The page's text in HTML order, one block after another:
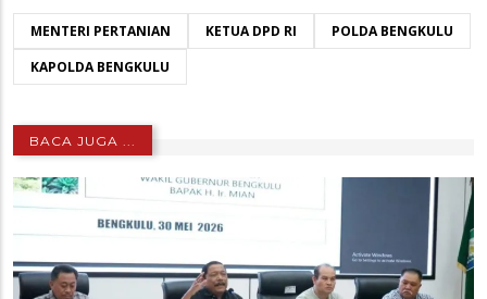
MENTERI PERTANIAN KETUA DPD RI
POLDA BENGKULU
KAPOLDA BENGKULU
BACA JUGA ...